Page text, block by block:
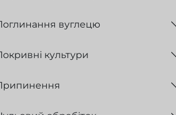
вуглецю
культури